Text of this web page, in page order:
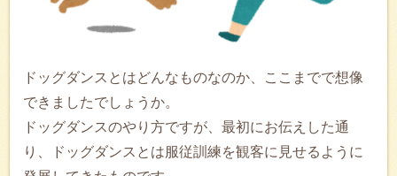
ドッグダンスとはどんなものなのか、ここまでで想像
できましたでしょうか。
ドッグダンスのやり方ですが、最初にお伝えした通
り、ドッグダンスとは服従訓練を観客に見せるように